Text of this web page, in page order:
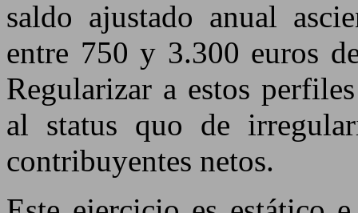
saldo ajustado anual
entre 750 y 3.300 euros
Regularizar a estos
al status quo de
contribuyentes netos.